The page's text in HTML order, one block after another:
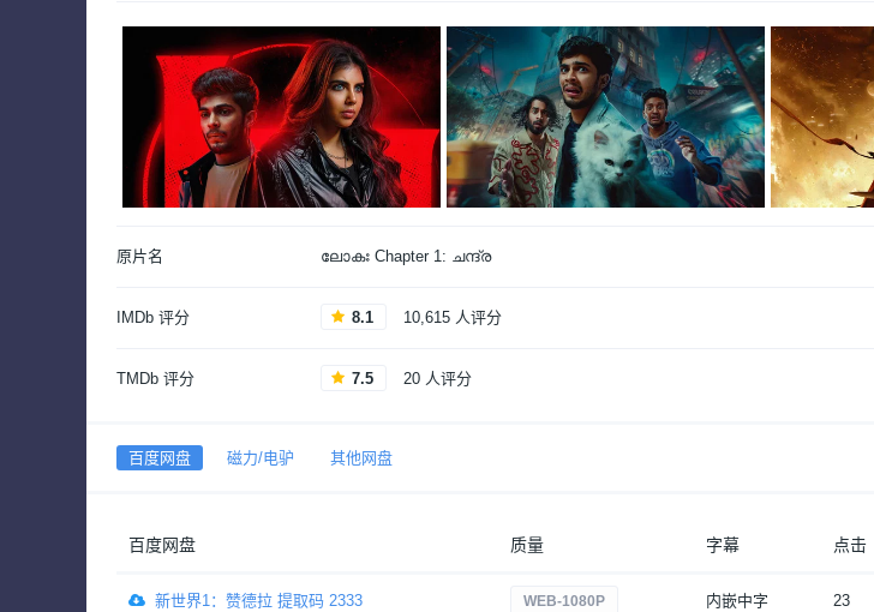
原片名 ലോകഃ Chapter 1: ചന്ദ്ര
IMDb 评分 8.1 10,615 人评分
TMDb 评分 7.5 20 人评分
百度网盘 磁力/电驴 其他网盘
百度网盘 质量 字幕 点击
新世界1：赞德拉 提取码 2333 WEB-1080P 内嵌中字 23